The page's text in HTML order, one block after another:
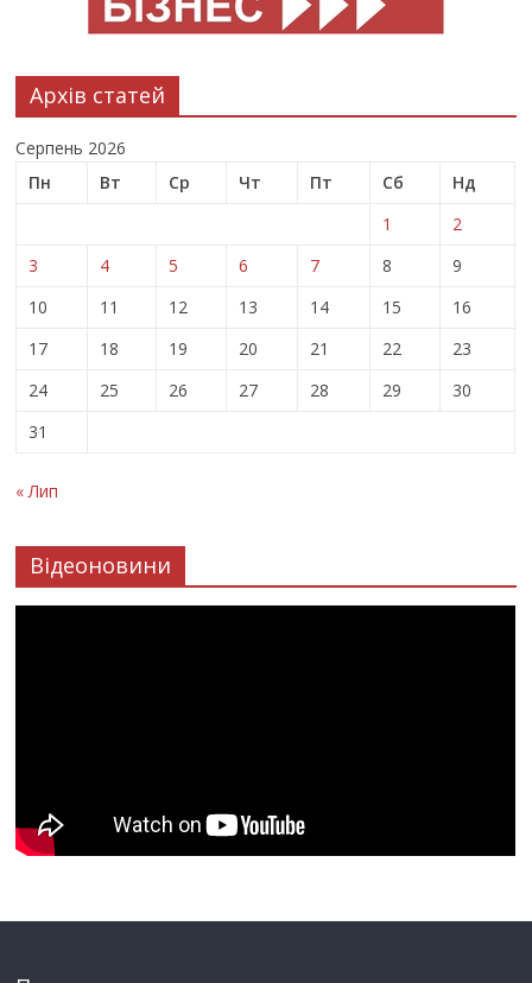
Архів статей
Серпень 2026
Пн
Вт Ср Чт Пт Сб
Нд
1
2
3
4 5 6 7 8
9
10
11 12 13 14 15
16
17
18 19 20 21 22
23
24
25 26 27 28 29
30
31
« Лип
Відеоновини